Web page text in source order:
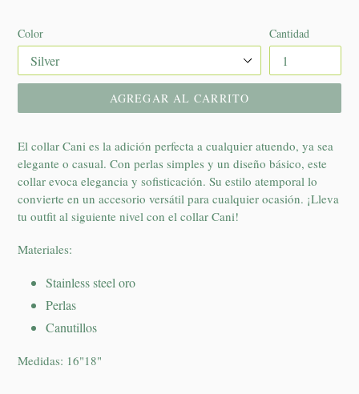
Color Cantidad
AGREGAR AL CARRITO
El collar Cani es la adición perfecta a cualquier atuendo, ya sea
elegante o casual. Con perlas simples y un diseño básico, este
collar evoca elegancia y sofisticación. Su estilo atemporal lo
convierte en un accesorio versátil para cualquier ocasión. ¡Lleva
tu outfit al siguiente nivel con el collar Cani!
Materiales:
Stainless steel oro
Perlas
Canutillos
Medidas: 16"18"